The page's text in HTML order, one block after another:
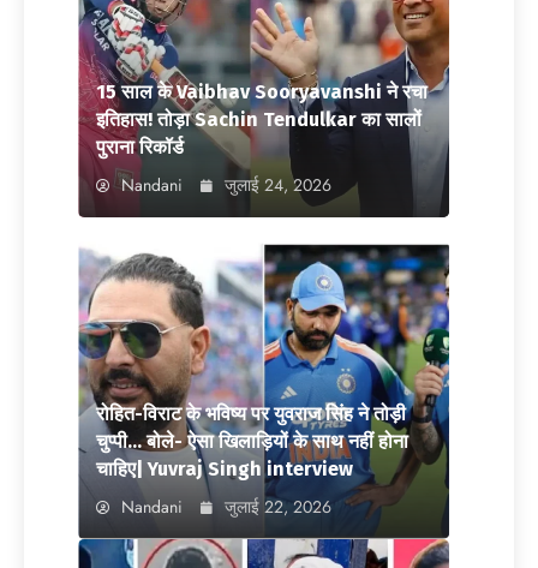
15 साल के Vaibhav Sooryavanshi ने रचा
इतिहास! तोड़ा Sachin Tendulkar का सालों
पुराना रिकॉर्ड
Nandani जुलाई 24, 2026
रोहित-विराट के भविष्य पर युवराज सिंह ने तोड़ी
चुप्पी… बोले- ऐसा खिलाड़ियों के साथ नहीं होना
चाहिए| Yuvraj Singh interview
Nandani जुलाई 22, 2026